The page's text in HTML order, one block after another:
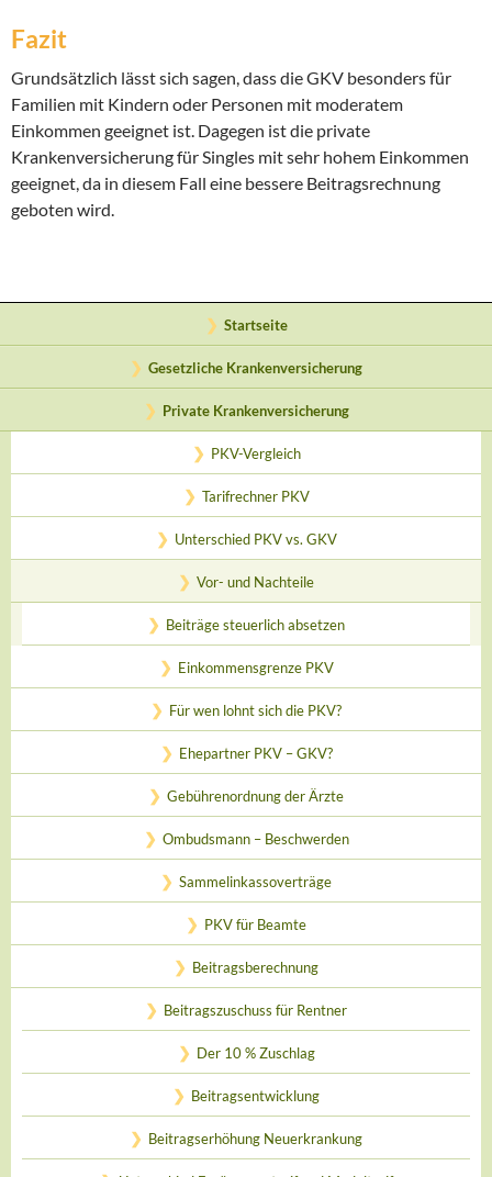
Fazit
Grundsätzlich lässt sich sagen, dass die GKV besonders für
Familien mit Kindern oder Personen mit moderatem
Einkommen geeignet ist. Dagegen ist die private
Krankenversicherung für Singles mit sehr hohem Einkommen
geeignet, da in diesem Fall eine bessere Beitragsrechnung
geboten wird.
Startseite
Gesetzliche Krankenversicherung
Private Krankenversicherung
PKV-Vergleich
Tarifrechner PKV
Unterschied PKV vs. GKV
Vor- und Nachteile
Beiträge steuerlich absetzen
Einkommensgrenze PKV
Für wen lohnt sich die PKV?
Ehepartner PKV – GKV?
Gebührenordnung der Ärzte
Ombudsmann – Beschwerden
Sammelinkassoverträge
PKV für Beamte
Beitragsberechnung
Beitragszuschuss für Rentner
Der 10 % Zuschlag
Beitragsentwicklung
Beitragserhöhung Neuerkrankung